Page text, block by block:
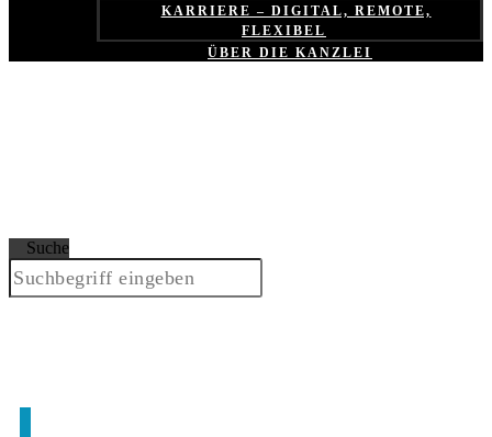
KARRIERE – DIGITAL, REMOTE,
FLEXIBEL
ÜBER DIE KANZLEI
Suche